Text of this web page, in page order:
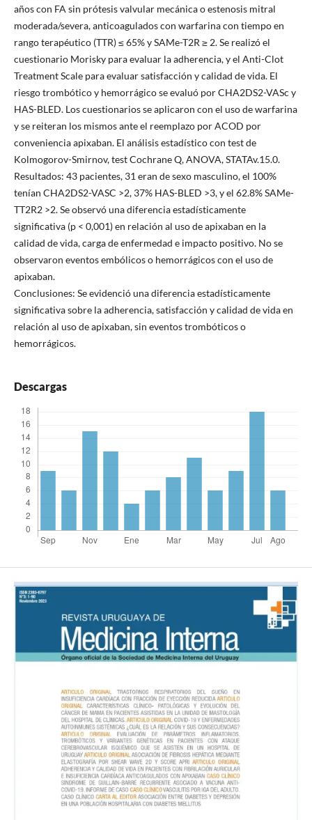
años con FA sin prótesis valvular mecánica o estenosis mitral
moderada/severa, anticoagulados con warfarina con tiempo en
rango terapéutico (TTR) ≤ 65% y SAMe-T2R ≥ 2. Se realizó el
cuestionario Morisky para evaluar la adherencia, y el Anti-Clot
Treatment Scale para evaluar satisfacción y calidad de vida. El
riesgo trombótico y hemorrágico se evaluó por CHA2DS2-VASc y
HAS-BLED. Los cuestionarios se aplicaron con el uso de warfarina
y se reiteran los mismos ante el reemplazo por ACOD por
conveniencia apixaban. El análisis estadístico con test de
Kolmogorov-Smirnov, test Cochrane Q, ANOVA, STATAv.15.0.
Resultados: 43 pacientes, 31 eran de sexo masculino, el 100%
tenían CHA2DS2-VASC >2, 37% HAS-BLED >3, y el 62.8% SAMe-
TT2R2 >2. Se observó una diferencia estadísticamente
significativa (p < 0,001) en relación al uso de apixaban en la
calidad de vida, carga de enfermedad e impacto positivo. No se
observaron eventos embólicos o hemorrágicos con el uso de
apixaban.
Conclusiones: Se evidenció una diferencia estadísticamente
significativa sobre la adherencia, satisfacción y calidad de vida en
relación al uso de apixaban, sin eventos trombóticos o
hemorrágicos.
Descargas